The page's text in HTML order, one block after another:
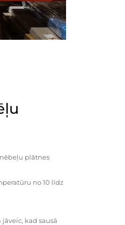
plātnes
no 10 līdz
kad sausā